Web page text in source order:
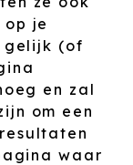
op je
gelijk (of
en zal
om een
waar